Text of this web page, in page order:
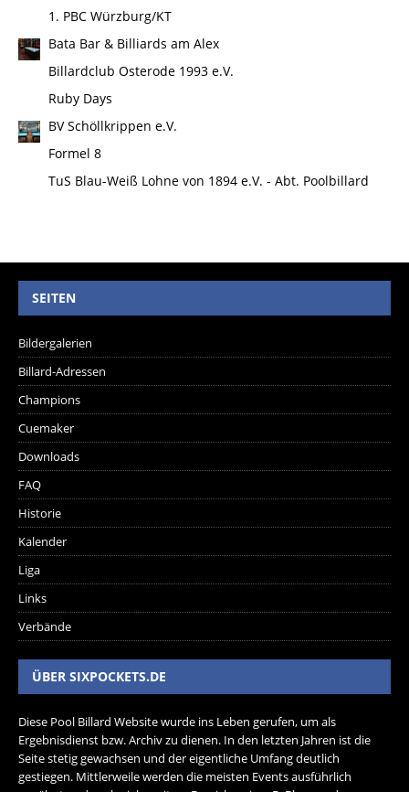
1. PBC Würzburg/KT
Bata Bar & Billiards am Alex
Billardclub Osterode 1993 e.V.
Ruby Days
BV Schöllkrippen e.V.
Formel 8
TuS Blau-Weiß Lohne von 1894 e.V. - Abt. Poolbillard
SEITEN
Bildergalerien
Billard-Adressen
Champions
Cuemaker
Downloads
FAQ
Historie
Kalender
Liga
Links
Verbände
ÜBER SIXPOCKETS.DE
Diese Pool Billard Website wurde ins Leben gerufen, um als
Ergebnisdienst bzw. Archiv zu dienen. In den letzten Jahren ist die
Seite stetig gewachsen und der eigentliche Umfang deutlich
gestiegen. Mittlerweile werden die meisten Events ausführlich